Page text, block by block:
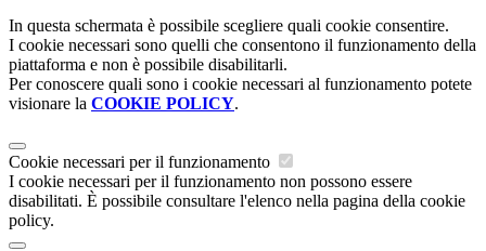
In questa schermata è possibile scegliere quali cookie consentire.
I cookie necessari sono quelli che consentono il funzionamento della
piattaforma e non è possibile disabilitarli.
Per conoscere quali sono i cookie necessari al funzionamento potete
visionare la COOKIE POLICY.
Cookie necessari per il funzionamento
I cookie necessari per il funzionamento non possono essere
disabilitati. È possibile consultare l'elenco nella pagina della cookie
policy.